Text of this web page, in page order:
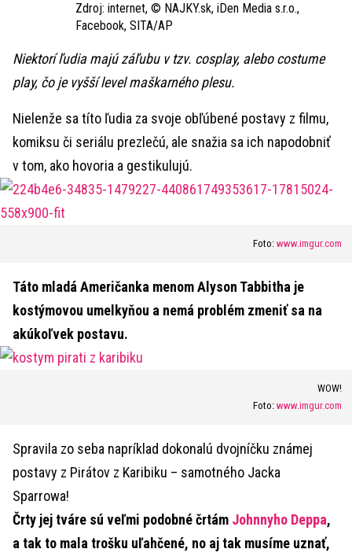
Zdroj: internet, © NAJKY.sk, iDen Media s.r.o.,
Facebook, SITA/AP
Niektorí ľudia majú záľubu v tzv. cosplay, alebo costume
play, čo je vyšší level maškarného plesu.
Nielenže sa títo ľudia za svoje obľúbené postavy z filmu,
komiksu či seriálu prezlečú, ale snažia sa ich napodobniť
v tom, ako hovoria a gestikulujú.
Foto: www.imgur.com
Táto mladá Američanka menom Alyson Tabbitha je
kostýmovou umelkyňou a nemá problém zmeniť sa na
akúkoľvek postavu.
WOW!
Foto: www.imgur.com
Spravila zo seba napríklad dokonalú dvojníčku známej
postavy z Pirátov z Karibiku – samotného Jacka
Sparrowa!
Črty jej tváre sú veľmi podobné črtám Johnnyho Deppa,
a tak to mala trošku uľahčené, no aj tak musíme uznať,